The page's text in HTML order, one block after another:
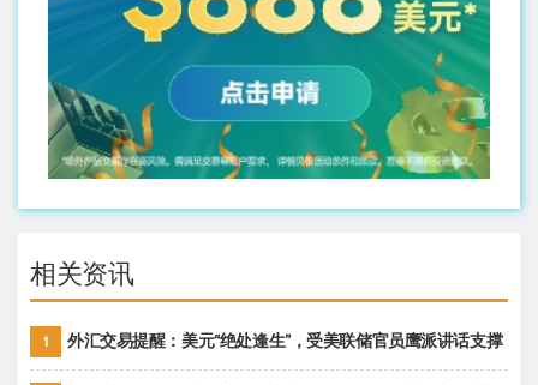
相关资讯
1 外汇交易提醒：美元“绝处逢生”，受美联储官员鹰派讲话支撑